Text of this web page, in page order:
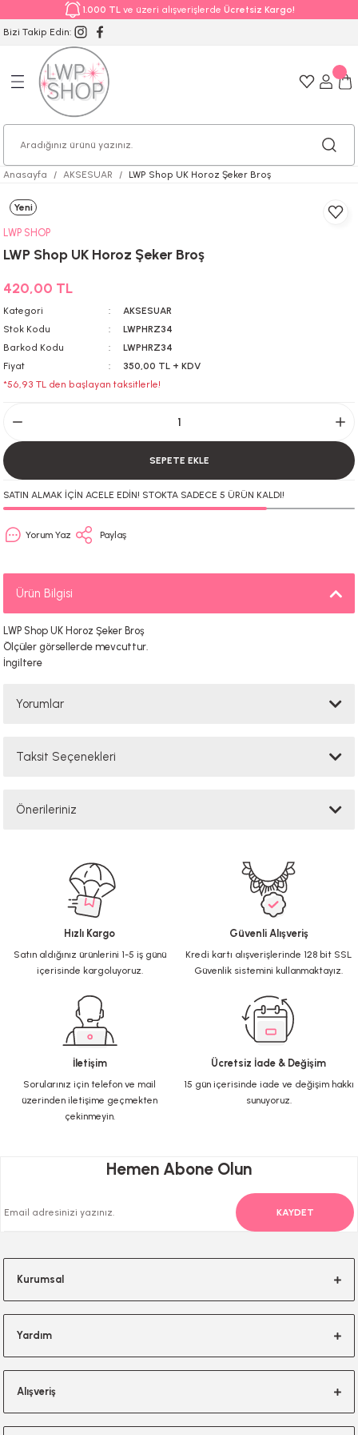
1.000 TL ve üzeri alışverişlerde Ücretsiz Kargo!
Bizi Takip Edin:
Anasayfa AKSESUAR LWP Shop UK Horoz Şeker Broş
Yeni
LWP SHOP
LWP Shop UK Horoz Şeker Broş
420,00 TL
Kategori
AKSESUAR
Stok Kodu
LWPHRZ34
Barkod Kodu
LWPHRZ34
Fiyat
350,00 TL + KDV
*56,93 TL den başlayan taksitlerle!
SEPETE EKLE
SATIN ALMAK İÇİN ACELE EDİN! STOKTA SADECE 5 ÜRÜN KALDI!
Yorum Yaz Paylaş
Ürün Bilgisi
LWP Shop UK Horoz Şeker Broş
Ölçüler görsellerde mevcuttur.
İngiltere
Yorumlar
Taksit Seçenekleri
Önerileriniz
yetersiz gördüğünüz noktaları öneri formunu kullanarak tarafımıza
Görüş ve önerileriniz için teşekkür ederiz.
Ürün resmi kalitesiz, bozuk veya görüntülenemiyor.
Ürün açıklamasında eksik bilgiler bulunuyor.
Ürün fiyatı diğer sitelerden daha pahalı.
Bu ürüne benzer farklı alternatifler olmalı.
Hızlı Kargo
Satın aldığınız ürünlerini 1-5 iş günü
içerisinde kargoluyoruz.
Güvenli Alışveriş
Kredi kartı alışverişlerinde 128 bit SSL
Güvenlik sistemini kullanmaktayız.
İletişim
Sorularınız için telefon ve mail
üzerinden iletişime geçmekten
çekinmeyin.
Ücretsiz İade & Değişim
15 gün içerisinde iade ve değişim hakkı
sunuyoruz.
Hemen Abone Olun
KAYDET
Kurumsal
Yardım
Alışveriş